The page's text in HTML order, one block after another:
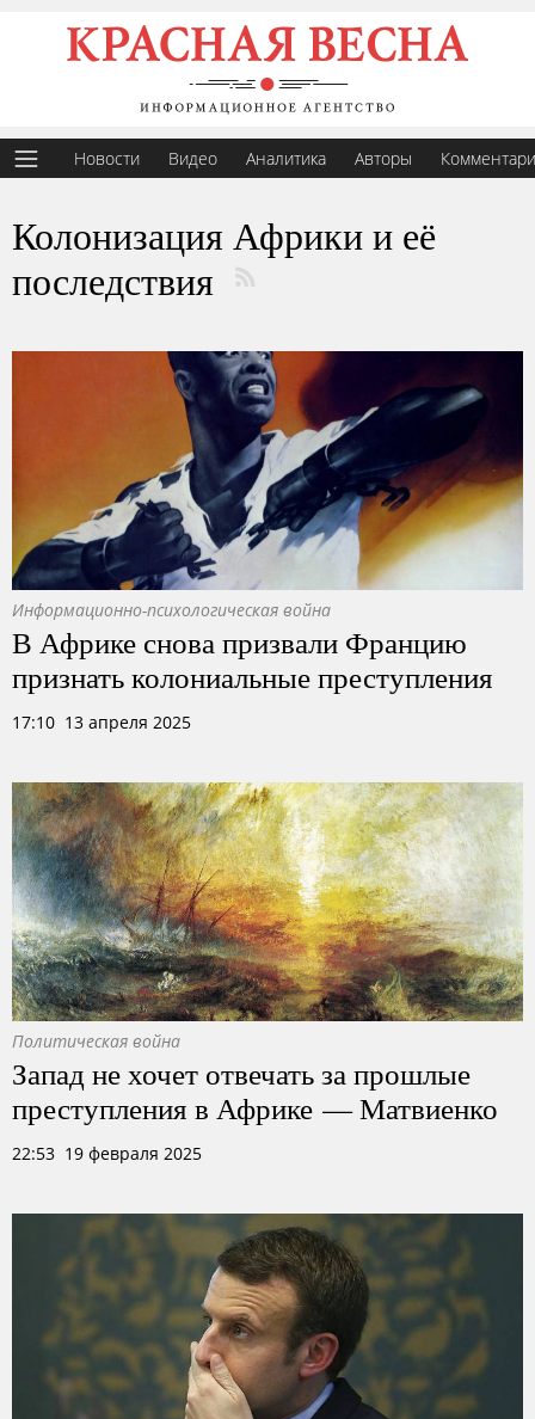
Новости Видео Аналитика Авторы
Колонизация Африки и её
последствия
Информационно-психологическая война
В Африке снова призвали Францию
признать колониальные преступления
17:10 13 апреля 2025
Политическая война
Запад не хочет отвечать за прошлые
преступления в Африке — Матвиенко
22:53 19 февраля 2025